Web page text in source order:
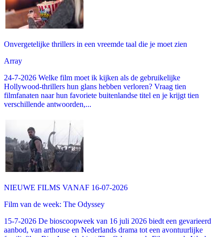
Onvergetelijke thrillers in een vreemde taal die je moet zien
Array
24-7-2026 Welke film moet ik kijken als de gebruikelijke
Hollywood-thrillers hun glans hebben verloren? Vraag tien
filmfanaten naar hun favoriete buitenlandse titel en je krijgt tien
verschillende antwoorden,...
NIEUWE FILMS VANAF 16-07-2026
Film van de week: The Odyssey
15-7-2026 De bioscoopweek van 16 juli 2026 biedt een gevarieerd
aanbod, van arthouse en Nederlands drama tot een avontuurlijke